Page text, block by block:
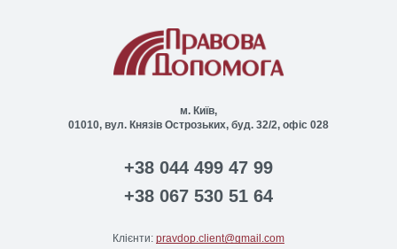
м. Київ,
01010, вул. Князів Острозьких, буд. 32/2, офіс 028
+38 044 499 47 99
+38 067 530 51 64
Клієнти: pravdop.client@gmail.com